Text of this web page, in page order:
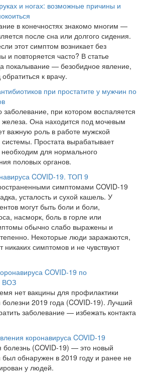
и ногах: возможные причины и
в конечностях знакомо многим —
после сна или долгого сидения.
этот симптом возникает без
и повторяется часто? В статье
покалывание — безобидное явление,
к врачу.
при простатите у мужчин по
заболевание, при котором воспаляется
железа. Она находится под мочевым
важную роль в работе мужской
системы. Простата вырабатывает
необходим для нормального
половых органов.
COVID-19. ТОП 9
симптомами COVID-19
усталость и сухой кашель. У
могут быть боли и боли,
насморк, боль в горле или
обычно слабо выражены и
Некоторые люди заражаются,
никаких симптомов и не чувствуют
COVID-19 по
ВОЗ
нет вакцины для профилактики
болезни 2019 года (COVID-19). Лучший
заболевание — избежать контакта
коронавируса COVID-19
болезнь (COVID-19) — это новый
обнаружен в 2019 году и ранее не
у людей.